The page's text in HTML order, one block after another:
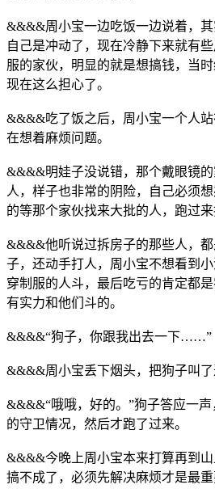
&&&&周小宝一边吃饭一边说着，
自己是冲动了，现在冷静下来就有
服的家伙，明显的就是想搞钱，当
现在这么担心了。
&&&&吃了饭之后，周小宝一个人
在想着麻烦问题。
&&&&明娃子没说错，那个戴眼镜
人，样子也非常的阴险，自己必须
的等那个家伙找来大批的人，跑过来
&&&&他听说过拆房子的那些人，
子，还动手打人，周小宝不想看到
穿制服的人斗，最后吃亏的肯定都
有实力和他们斗的。
&&&&“狗子，你跟我出去一下……”
&&&&周小宝丢下烟头，把狗子叫了
&&&&“哦哦，好的。”狗子答应一
的守卫情况，然后才跑了过来。
&&&&今晚上周小宝本来打算再到
搞不成了，必须先解决麻烦才是最重